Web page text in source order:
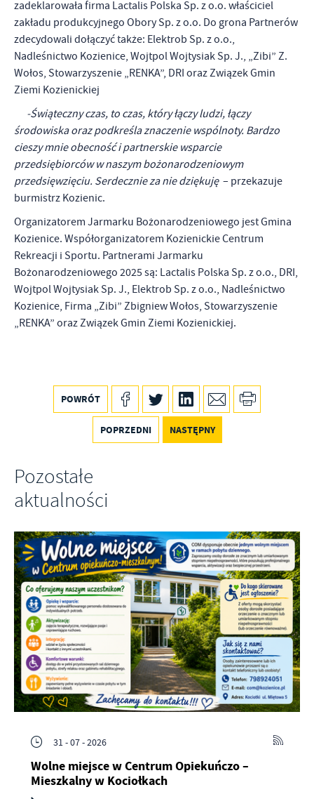
zadeklarowała firma Lactalis Polska Sp. z o.o. właściciel
zakładu produkcyjnego Obory Sp. z o.o. Do grona Partnerów
zdecydowali dołączyć także: Elektrob Sp. z o.o.,
Nadleśnictwo Kozienice, Wojtpol Wojtysiak Sp. J., „Zibi” Z.
Wołos, Stowarzyszenie „RENKA”, DRI oraz Związek Gmin
Ziemi Kozienickiej
-Świąteczny czas, to czas, który łączy ludzi, łączy
środowiska oraz podkreśla znaczenie wspólnoty. Bardzo
cieszy mnie obecność i partnerskie wsparcie
przedsiębiorców w naszym bożonarodzeniowym
przedsięwzięciu. Serdecznie za nie dziękuję – przekazuje
burmistrz Kozienic.
Organizatorem Jarmarku Bożonarodzeniowego jest Gmina
Kozienice. Współorganizatorem Kozienickie Centrum
Rekreacji i Sportu. Partnerami Jarmarku
Bożonarodzeniowego 2025 są: Lactalis Polska Sp. z o.o., DRI,
Wojtpol Wojtysiak Sp. J., Elektrob Sp. z o.o., Nadleśnictwo
Kozienice, Firma „Zibi” Zbigniew Wołos, Stowarzyszenie
„RENKA” oraz Związek Gmin Ziemi Kozienickiej.
POWRÓT
POPRZEDNI NASTĘPNY
Pozostałe
aktualności
31 - 07 - 2026
Wolne miejsce w Centrum Opiekuńczo –
Mieszkalny w Kociołkach